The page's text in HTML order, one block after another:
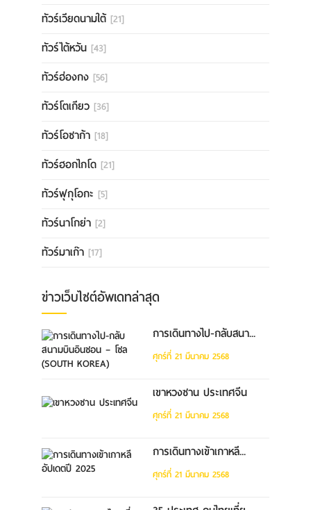
ทัวร์เวียดนามใต้ [21]
ทัวร์ไต้หวัน [43]
ทัวร์ฮ่องกง [56]
ทัวร์โตเกียว [36]
ทัวร์โอซาก้า [18]
ทัวร์ฮอกไกโด [21]
ทัวร์ฟุกุโอกะ [5]
ทัวร์นาโกย่า [2]
ทัวร์มาเก๊า [17]
ข่าวเว็บไซต์อัพเดทล่าสุด
การเดินทางไป-กลับสนา...
ศุกร์ที่ 21 มีนาคม 2568
เขาหวงซาน ประเทศจีน
ศุกร์ที่ 21 มีนาคม 2568
การเดินทางเข้าเกาหลี...
ศุกร์ที่ 21 มีนาคม 2568